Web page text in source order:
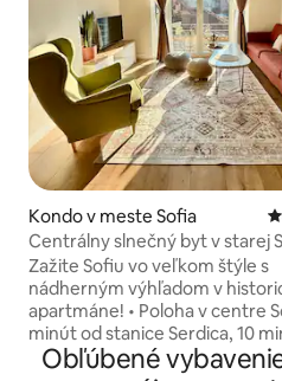
Kondo v meste Sofia
Centrálny slnečný byt v starej
Zažite Sofiu vo veľkom štýle s
nádherným výhľadom v
apartmáne! • Poloha v centre Sofie: 5
minút od stanice Serdica, 10
Vitosha Blvd • 2 manželské
Obľúbené